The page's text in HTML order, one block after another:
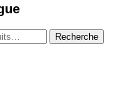
Recherche